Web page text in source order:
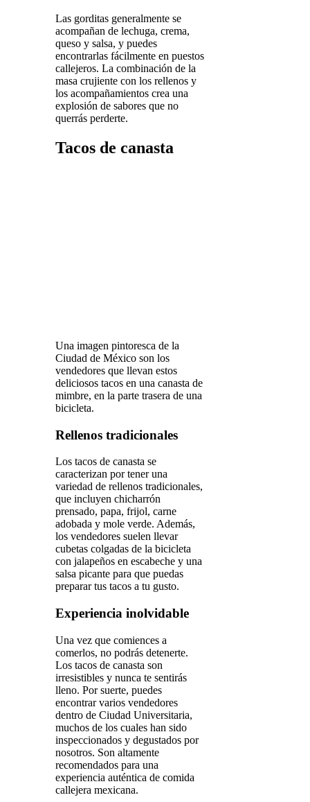
Las gorditas generalmente se
acompañan de lechuga, crema,
queso y salsa, y puedes
encontrarlas fácilmente en puestos
callejeros. La combinación de la
masa crujiente con los rellenos y
los acompañamientos crea una
explosión de sabores que no
querrás perderte.
Tacos de canasta
Una imagen pintoresca de la
Ciudad de México son los
vendedores que llevan estos
deliciosos tacos en una canasta de
mimbre, en la parte trasera de una
bicicleta.
Rellenos tradicionales
Los tacos de canasta se
caracterizan por tener una
variedad de rellenos tradicionales,
que incluyen chicharrón
prensado, papa, frijol, carne
adobada y mole verde. Además,
los vendedores suelen llevar
cubetas colgadas de la bicicleta
con jalapeños en escabeche y una
salsa picante para que puedas
preparar tus tacos a tu gusto.
Experiencia inolvidable
Una vez que comiences a
comerlos, no podrás detenerte.
Los tacos de canasta son
irresistibles y nunca te sentirás
lleno. Por suerte, puedes
encontrar varios vendedores
dentro de Ciudad Universitaria,
muchos de los cuales han sido
inspeccionados y degustados por
nosotros. Son altamente
recomendados para una
experiencia auténtica de comida
callejera mexicana.